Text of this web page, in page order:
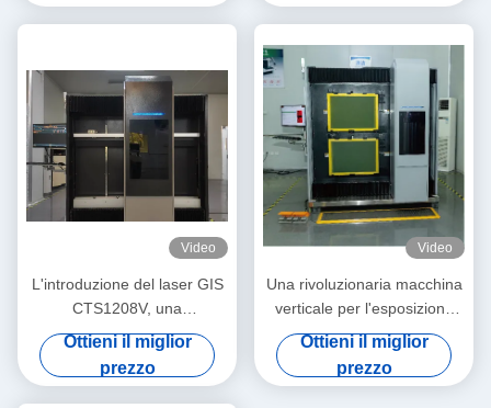
Video
L'introduzione del laser GIS
CTS1208V, una
rivoluzionaria soluzione di
imaging computer-screen
(CTS)
Ottieni il miglior
prezzo
Video
Una rivoluzionaria macchina
verticale per l'esposizione
diretta
Ottieni il miglior
prezzo